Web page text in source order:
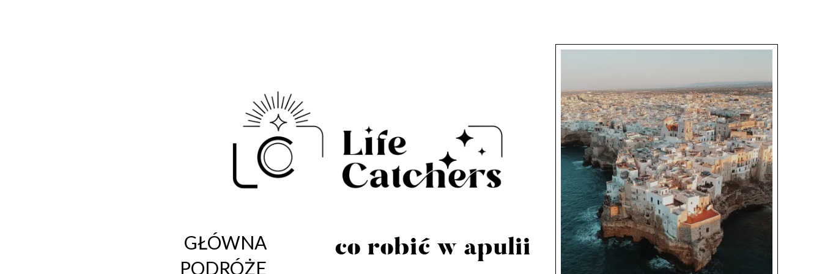
Life
GŁÓWNA
PODRÓŻE
co robić w apulii